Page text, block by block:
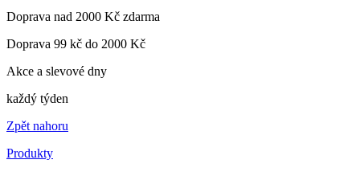
Doprava nad 2000 Kč zdarma
Doprava 99 kč do 2000 Kč
Akce a slevové dny
každý týden
Zpět nahoru
Produkty